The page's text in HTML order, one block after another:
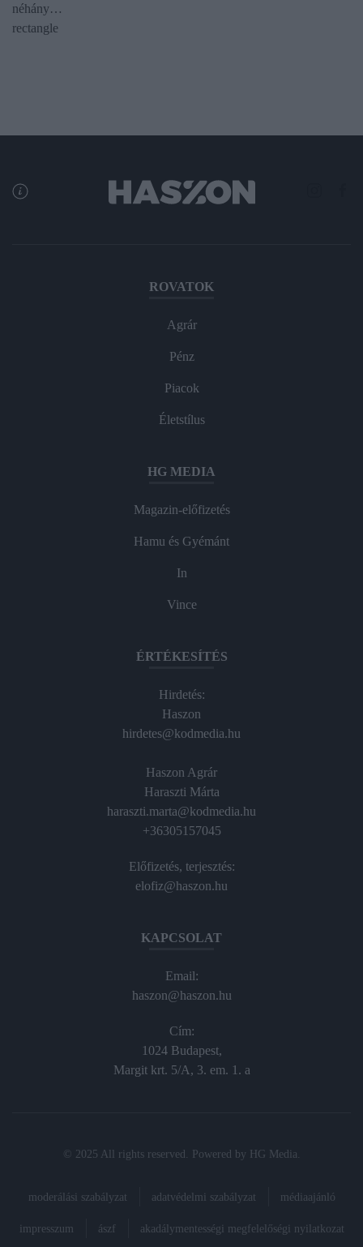
néhány…
rectangle
ROVATOK
Agrár
Pénz
Piacok
Életstílus
HG MEDIA
Magazin-előfizetés
Hamu és Gyémánt
In
Vince
ÉRTÉKESÍTÉS
Hirdetés:
Haszon
hirdetes@kodmedia.hu
Haszon Agrár
Haraszti Márta
haraszti.marta@kodmedia.hu
+36305157045
Előfizetés, terjesztés:
elofiz@haszon.hu
KAPCSOLAT
Email:
haszon@haszon.hu
Cím:
1024 Budapest,
Margit krt. 5/A, 3. em. 1. a
© 2025 All rights reserved. Powered by HG Media
moderálási szabályzat adatvédelmi szabályzat médiaajánló
impresszum ászf akadálymentességi megfelelőségi nyilatkozat